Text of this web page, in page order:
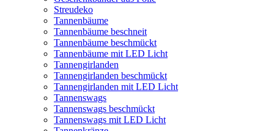
Streudeko
Tannenbäume
Tannenbäume beschneit
Tannenbäume beschmückt
Tannenbäume mit LED Licht
Tannengirlanden
Tannengirlanden beschmückt
Tannengirlanden mit LED Licht
Tannenswags
Tannenswags beschmückt
Tannenswags mit LED Licht